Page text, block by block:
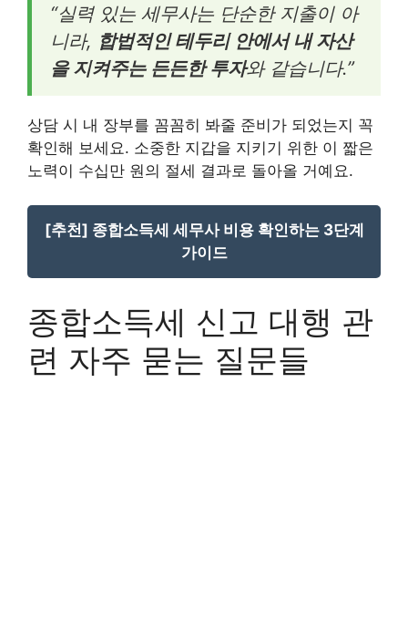
“실력 있는 세무사는 단순한 지출이 아
니라, 합법적인 테두리 안에서 내 자산
을 지켜주는 든든한 투자와 같습니다.”
상담 시 내 장부를 꼼꼼히 봐줄 준비가 되었는지 꼭
확인해 보세요. 소중한 지갑을 지키기 위한 이 짧은
노력이 수십만 원의 절세 결과로 돌아올 거예요.
[추천] 종합소득세 세무사 비용 확인하는 3단계
가이드
종합소득세 신고 대행 관
련 자주 묻는 질문들